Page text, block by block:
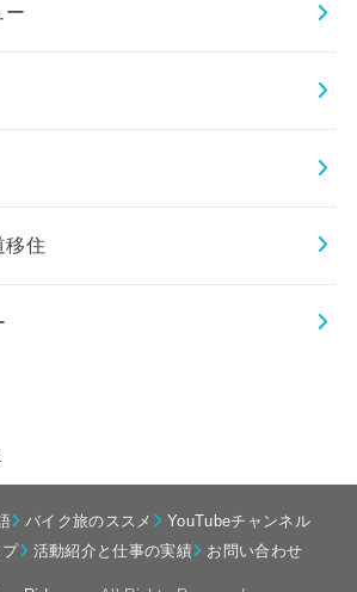
ー
移住
バイク旅のススメ
YouTubeチャンネル
プ
活動紹介と仕事の実績 お問い合わせ